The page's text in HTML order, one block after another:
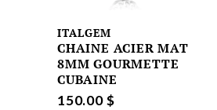
ITALGEM
CHAINE ACIER MAT
8MM GOURMETTE
CUBAINE
150.00 $